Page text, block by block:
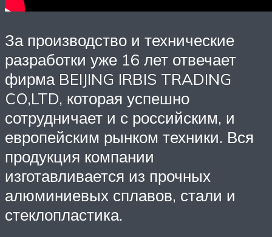
За производство и технические
разработки уже 16 лет отвечает
фирма BEIJING IRBIS TRADING
CO,LTD, которая успешно
сотрудничает и с российским, и
европейским рынком техники. Вся
продукция компании
изготавливается из прочных
алюминиевых сплавов, стали и
стеклопластика.